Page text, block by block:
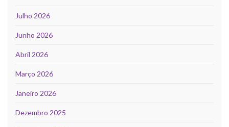
Julho 2026
Junho 2026
Abril 2026
Março 2026
Janeiro 2026
Dezembro 2025